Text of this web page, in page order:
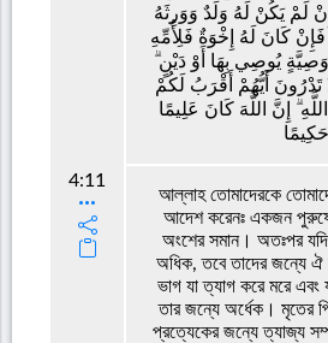
4:11
لَمْ يَكُنْ لَهُ وَلَدٌ وَوَرِثَهُ
فَإِنْ كَانَ لَهُ إِخْوَةٌ فَلِأُمِّهِ
يُوصِي بِهَا أَوْ دَيْنٍ
تَدْرُونَ أَيُّهُمْ أَقْرَبُ لَكُمْ
إِنَّ اللَّهَ كَانَ عَلِيمًا
حَكِيمًا
আল্লাহ তোমাদেরকে
আদেশ করেনঃ একজন
অংশের সমান। অতঃপর
অধিক, তবে তাদের জন্যে ঐ
ভাগ যা ত্যাগ করে মরে
তার জন্যে অর্ধেক। মৃতের
প্রত্যেকের জন্যে ত্যাজ্য